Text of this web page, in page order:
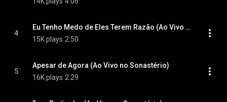
4
Eu Tenho Medo de Eles Terem Razão (Ao Vivo no Sonastério)
15K plays 2:50
5
Apesar de Agora (Ao Vivo no Sonastério)
16K plays 2:29